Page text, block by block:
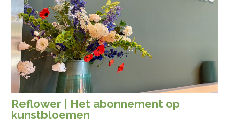
Reflower | Het abonnement op
kunstbloemen